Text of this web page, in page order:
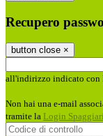
Recupero
button close ×
all'indirizzo indicato con
Non hai una e-mail
tramite la Login Spaggiari